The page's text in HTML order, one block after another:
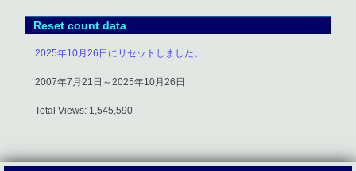
Reset count data
2025年10月26日にリセットしました。
2007年7月21日～2025年10月26日
Total Views: 1,545,590